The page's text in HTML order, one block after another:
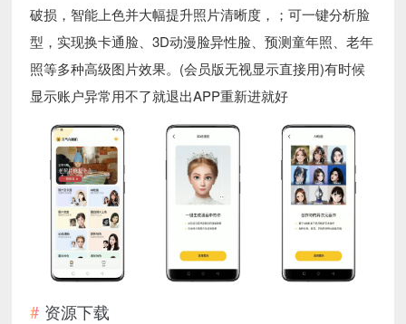
破损，智能上色并大幅提升照片清晰度，；可一键分析脸
型，实现换卡通脸、3D动漫脸异性脸、预测童年照、老年
照等多种高级图片效果。(会员版无视显示直接用)有时候
显示账户异常用不了就退出APP重新进就好
资源下载